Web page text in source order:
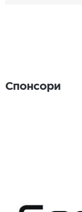
Спонсори